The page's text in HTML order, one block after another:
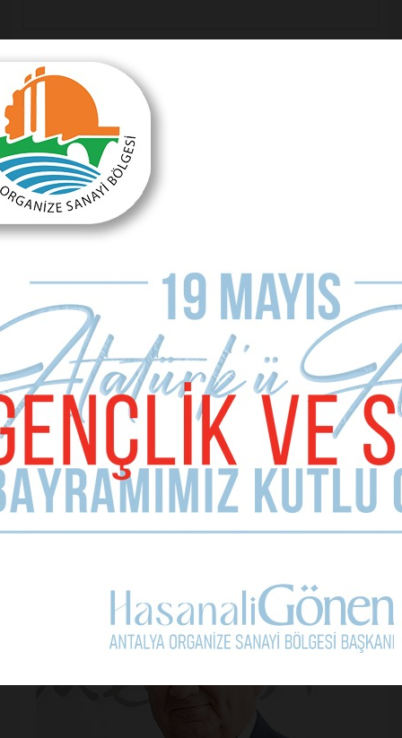
Telefon (zorunlu değil)
Yorumunuz
Kullanım Koşullarını Kabul Ediyorum.
Yorum Yap